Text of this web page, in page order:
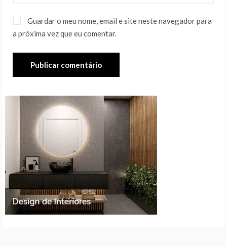
Guardar o meu nome, email e site neste navegador para
a próxima vez que eu comentar.